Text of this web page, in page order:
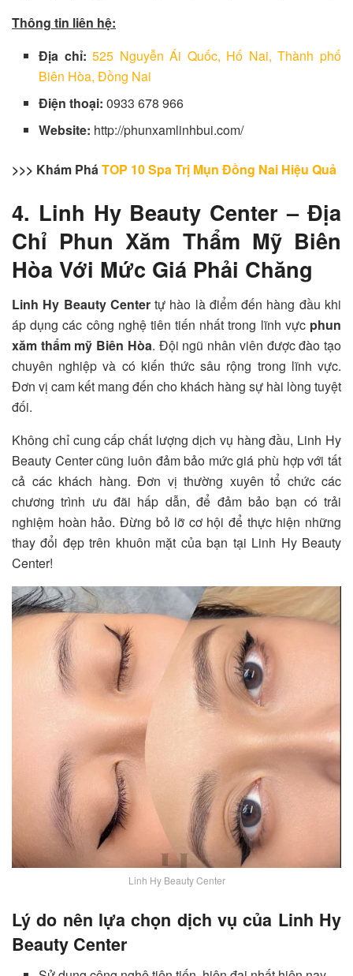
Thông tin liên hệ:
Địa chỉ:525 Nguyễn Ái Quốc, Hố Nai, Thành phố
Biên Hòa, Đồng Nai
Điện thoại:0933 678 966
Website: http://phunxamlinhbui.com/
>>> Khám PháTOP 10 Spa Trị Mụn Đồng Nai Hiệu Quả
4. Linh Hy Beauty Center – Địa
Chỉ Phun Xăm Thẩm Mỹ Biên
Hòa Với Mức Giá Phải Chăng
Linh Hy Beauty Centertự hào là điểm đến hàng đầu khi
áp dụng các công nghệ tiên tiến nhất trong lĩnh vực phun
xăm thẩm mỹ Biên Hòa. Đội ngũ nhân viên được đào tạo
chuyên nghiệp và có kiến thức sâu rộng trong lĩnh vực.
Đơn vị cam kết mang đến cho khách hàng sự hài lòng tuyệt
đối.
Không chỉ cung cấp chất lượng dịch vụ hàng đầu, Linh Hy
Beauty Center cũng luôn đảm bảo mức giá phù hợp với tất
cả các khách hàng. Đơn vị thường xuyên tổ chức các
chương trình ưu đãi hấp dẫn, để đảm bảo bạn có trải
nghiệm hoàn hảo. Đừng bỏ lỡ cơ hội để thực hiện những
thay đổi đẹp trên khuôn mặt của bạn tại Linh Hy Beauty
Center!
Linh Hy Beauty Center
Lý do nên lựa chọn dịch vụ của Linh Hy
Beauty Center